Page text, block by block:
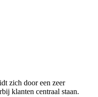
zich door een zeer
klanten centraal staan.